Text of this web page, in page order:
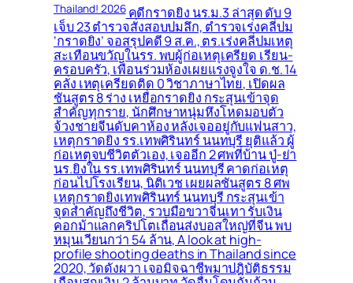
Thailand! 2026คดีกราดยิง นร.ม.3 ล่าสุด ดับ 9
เจ็บ 23 ตำรวจสั่งสอบปมลึก, ตำรวจเร่งคลี่ปม
‘กราดยิง’ จอสรุปคดี 9 ส.ค., ตร.เร่งคลี่ปมเหตุ
สะเทือนขวัญในรร. พบผู้ก่อเหตุเครียด เรียน-
ครอบครัว, เพื่อนร่วมห้องเผยแรงจูงใจ ด.ช. 14
คลั่ง เหตุเครียดติด 0 วิชาภาษาไทย, เปิดผล
ชันสูตร 8 ร่าง เหยื่อกราดยิง กระสุนเข้าจุด
สำคัญทุกราย, นักศึกษาหนุ่มหึงโหดมอบตัว
จ้วงชายจีนดับคาห้อง หลังเจออยู่กับแฟนสาว,
เหตุกราดยิง รร.เทพศิรินทร์ นนทบุรี ยุติแล้ว ผู้
ก่อเหตุจบชีวิตตัวเอง, เจออีก 2 ศพที่บ้าน ปู่-ย่า
นร.ยิงใน รร.เทพศิรินทร์ นนทบุรี คาดก่อเหตุ
ก่อนไปโรงเรียน, นิติเวช เผยผลชันสูตร 8 ศพ
เหตุกราดยิงเทพศิรินทร์ นนทบุรี กระสุนเข้า
จุดสำคัญถึงชีวิต, รวบมือขวาจีนเทา รับเงิน
คอกม้าแลกคริปโตเถื่อนส่งบอสใหญ่ที่จีน พบ
หมุนเวียนกว่า 54 ล้าน, A look at high-
profile shooting deaths in Thailand since
2020, วัดดังผวา เจอมิจฉาชีพมาปฎิบัติธรรม